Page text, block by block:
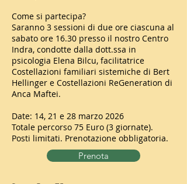
Come si partecipa?
Saranno 3 sessioni di due ore ciascuna al
sabato ore 16.30 presso il nostro Centro
Indra, condotte dalla dott.ssa in
psicologia Elena Bilcu, facilitatrice
Costellazioni familiari sistemiche di Bert
Hellinger e Costellazioni ReGeneration di
Anca Maftei.
Date: 14, 21 e 28 marzo 2026
Totale percorso 75 Euro (3 giornate).
Posti limitati. Prenotazione obbligatoria.
Prenota